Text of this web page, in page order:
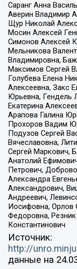
Саранг Анна
Аверин Владимир
Щур Николай
Мосин Алексей
Симонов Алексей
Мельникова
Владимировна,
Максимов Сергей
Голубева Елена
Алексеевна, Закс
Юрьевна, Гендель
Екатерина
Арапова Галина
Прохоров Вадим
Подузов Сергей
Вячеславовна,
Сергей Маркович,
Анатолий
Петрович,
Александра
Александрович,
Андреевич,
Иосифовна, Орлов
Федоровна,
Константинович
Источник:
http://
данные на